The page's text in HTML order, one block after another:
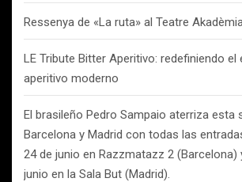
Ressenya de «La ruta» al Teatre
LE Tribute Bitter Aperitivo: redefiniendo el
aperitivo moderno
El brasileño Pedro Sampaio aterriza esta
Barcelona y Madrid con todas las
24 de junio en Razzmatazz 2 (Barcelona)
junio en la Sala But (Madrid).